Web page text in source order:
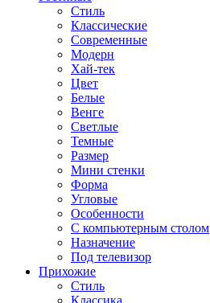
Стиль
Классические
Современные
Модерн
Хай-тек
Цвет
Белые
Венге
Светлые
Темные
Размер
Мини стенки
Форма
Угловые
Особенности
С компьютерным столом
Назначение
Под телевизор
Прихожие
Стиль
Классика